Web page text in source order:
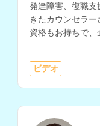
発達障害、復職支
きたカウンセラ
資格もお持ちで、
ングや、メンタ
ビデオ